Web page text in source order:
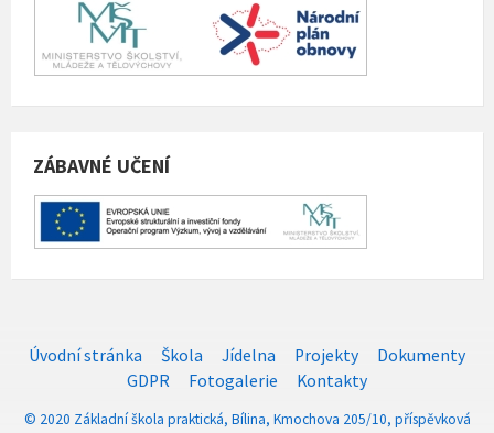
ZÁBAVNÉ UČENÍ
Úvodní stránka Škola Jídelna Projekty
Dokumenty
GDPR
Fotogalerie Kontakty
© 2020 Základní škola praktická, Bílina, Kmochova 205/10, příspěvková